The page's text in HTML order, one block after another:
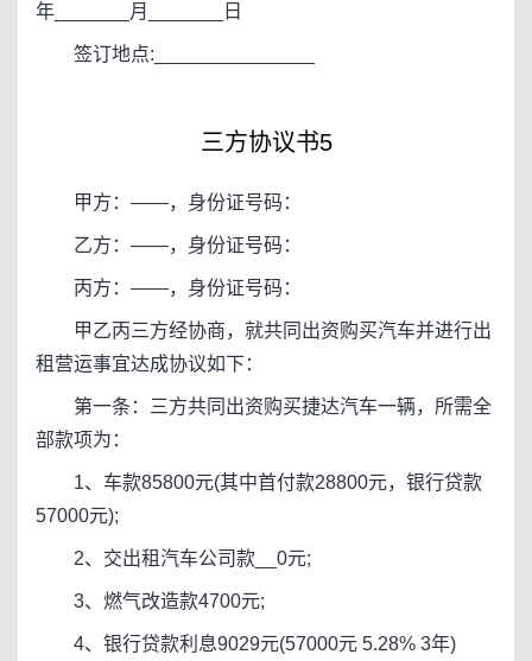
年_______月_______日
签订地点:_______________
三方协议书5
甲方：——，身份证号码：
乙方：——，身份证号码：
丙方：——，身份证号码：
甲乙丙三方经协商，就共同出资购买汽车并进行出
租营运事宜达成协议如下：
第一条：三方共同出资购买捷达汽车一辆，所需全
部款项为：
1、车款85800元(其中首付款28800元，银行贷款
57000元);
2、交出租汽车公司款__0元;
3、燃气改造款4700元;
4、银行贷款利息9029元(57000元 5.28% 3年)